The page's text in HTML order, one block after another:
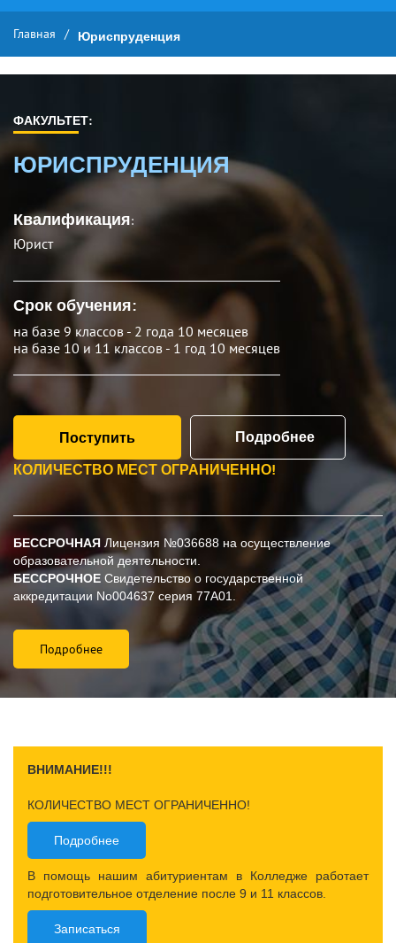
Главная / Юриспруденция
ФАКУЛЬТЕТ:
ЮРИСПРУДЕНЦИЯ
Квалификация:
Юрист
Срок обучения:
на базе 9 классов - 2 года 10 месяцев
на базе 10 и 11 классов - 1 год 10 месяцев
Поступить
Подробнее
КОЛИЧЕСТВО МЕСТ ОГРАНИЧЕННО!
БЕССРОЧНАЯ Лицензия №036688 на осуществление
образовательной деятельности.
БЕССРОЧНОЕ Свидетельство о государственной
аккредитации No004637 серия 77А01.
Подробнее
ВНИМАНИЕ!!!
КОЛИЧЕСТВО МЕСТ ОГРАНИЧЕННО!
Подробнее
В помощь нашим абитуриентам в Колледже работает
подготовительное отделение после 9 и 11 классов.
Записаться